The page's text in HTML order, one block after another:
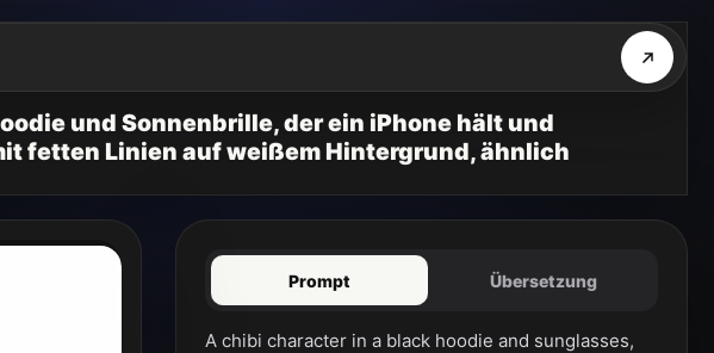
und Sonnenbrille, der ein iPhone hält und
fetten Linien auf weißem Hintergrund, ähnlich
Prompt Übersetzung
A chibi character in a black hoodie and sunglasses,